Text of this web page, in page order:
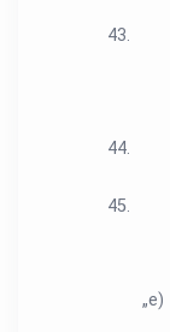
43.
44.
45.
„e)